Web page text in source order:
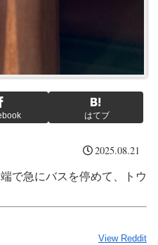
はてブ
2025.08.21
で急にバスを停めて、トウ
View Reddit